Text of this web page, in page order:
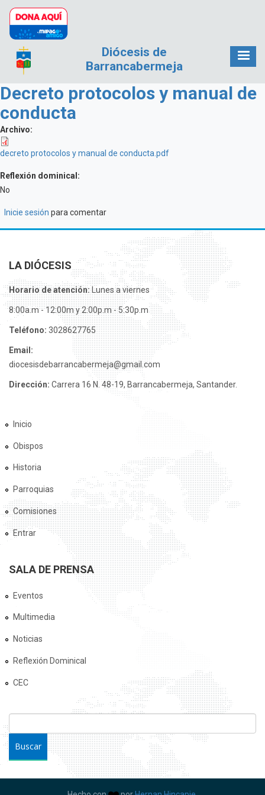
Pasar al contenido principal
Diócesis de
Barrancabermeja
Decreto protocolos y manual de
conducta
Archivo:
decreto protocolos y manual de conducta.pdf
Reflexión dominical:
No
Inicie sesión para comentar
LA DIÓCESIS
Horario de atención:Lunes a viernes
8:00a.m - 12:00m y 2:00p.m - 5:30p.m
Teléfono: 3028627765
Email:
diocesisdebarrancabermeja@gmail.com
Dirección: Carrera 16 N. 48-19, Barrancabermeja, Santander.
Inicio
Obispos
Historia
Parroquias
Comisiones
Entrar
SALA DE PRENSA
Eventos
Multimedia
Noticias
Reflexión Dominical
CEC
FORMULARIO DE BÚSQUEDA